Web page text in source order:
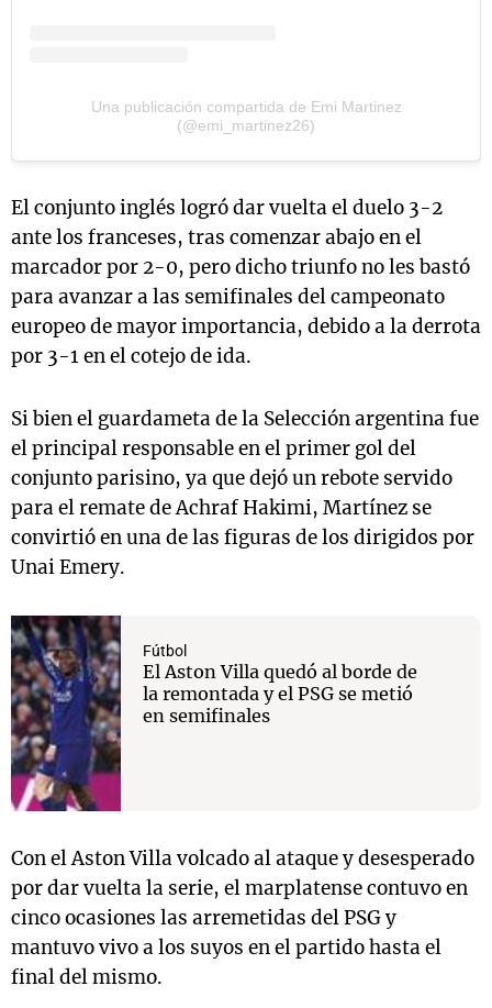
Una publicación compartida de Emi Martinez
(@emi_martinez26)
El conjunto inglés logró dar vuelta el duelo 3-2
ante los franceses, tras comenzar abajo en el
marcador por 2-0, pero dicho triunfo no les bastó
para avanzar a las semifinales del campeonato
europeo de mayor importancia, debido a la derrota
por 3-1 en el cotejo de ida.
Si bien el guardameta de la Selección argentina fue
el principal responsable en el primer gol del
conjunto parisino, ya que dejó un rebote servido
para el remate de Achraf Hakimi, Martínez se
convirtió en una de las figuras de los dirigidos por
Unai Emery.
Fútbol
El Aston Villa quedó al borde de
la remontada y el PSG se metió
en semifinales
Con el Aston Villa volcado al ataque y desesperado
por dar vuelta la serie, el marplatense contuvo en
cinco ocasiones las arremetidas del PSG y
mantuvo vivo a los suyos en el partido hasta el
final del mismo.